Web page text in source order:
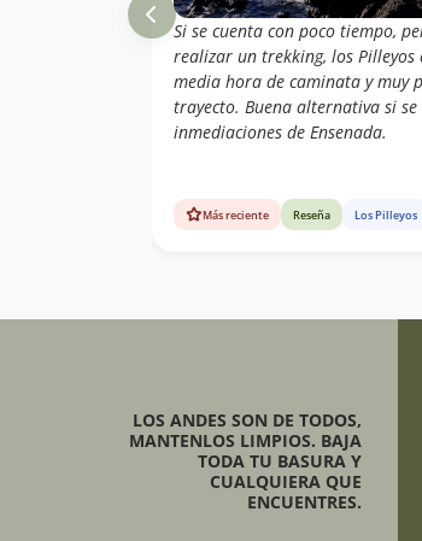
Si se cuenta con poco tiempo,
realizar un trekking, los Pilleyos
media hora de caminata y muy
trayecto. Buena alternativa si se
inmediaciones de Ensenada.
Más reciente Reseña Los Pilleyos
LOS ANDES SON DE TODOS,
MANTENLOS LIMPIOS. BAJA
TODA TU BASURA Y
CUALQUIERA QUE
ENCUENTRES.